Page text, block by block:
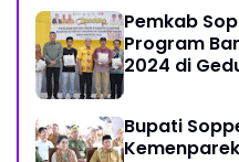
Pemkab
Program
2024 di
Bupati